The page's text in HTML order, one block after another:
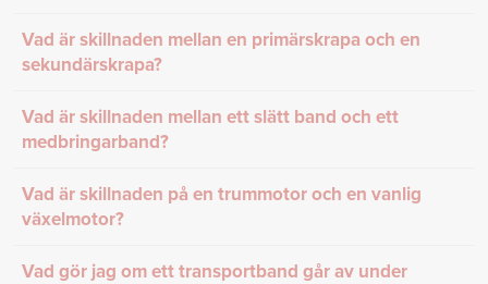
Vad är skillnaden mellan en primärskrapa och en
sekundärskrapa?
Vad är skillnaden mellan ett slätt band och ett
medbringarband?
Vad är skillnaden på en trummotor och en vanlig
växelmotor?
Vad gör jag om ett transportband går av under